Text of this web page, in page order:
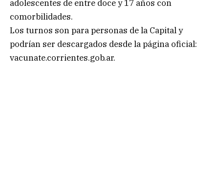
adolescentes de entre doce y 17 años con
comorbilidades.
Los turnos son para personas de la Capital y
podrían ser descargados desde la página oficial:
vacunate.corrientes.gob.ar.